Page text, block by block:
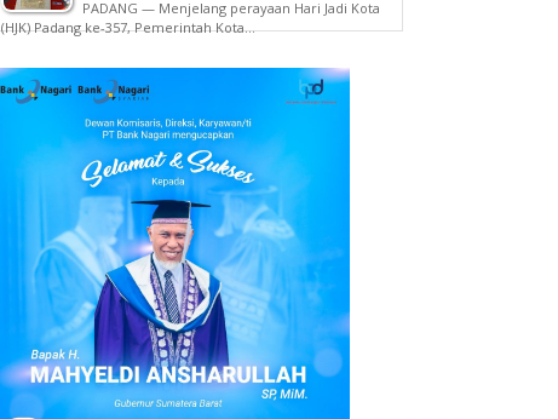
PADANG — Menjelang perayaan Hari Jadi Kota
(HJK) Padang ke-357, Pemerintah Kota...